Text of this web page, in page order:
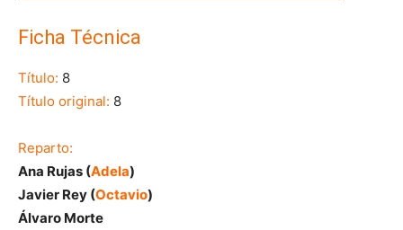
Ficha Técnica
Título: 8
Título original: 8
Reparto:
Ana Rujas (Adela)
Javier Rey (Octavio)
Álvaro Morte